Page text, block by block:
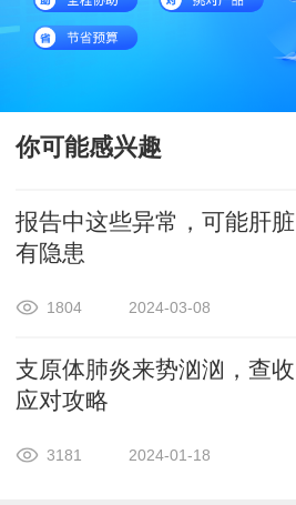
你可能感兴趣
报告中这些异常，可能肝脏
有隐患
1804 2024-03-08
支原体肺炎来势汹汹，查收
应对攻略
3181 2024-01-18